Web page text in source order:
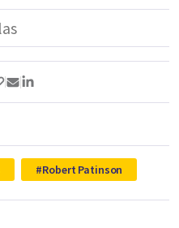
Robert Patinson